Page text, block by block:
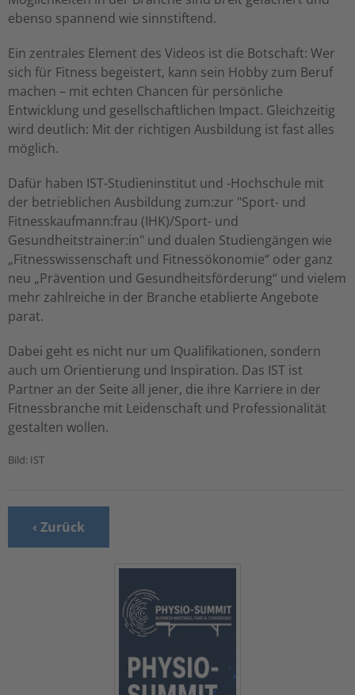
ebenso spannend wie sinnstiftend.
Ein zentrales Element des Videos ist die Botschaft: Wer
sich für Fitness begeistert, kann sein Hobby zum Beruf
machen – mit echten Chancen für persönliche
Entwicklung und gesellschaftlichen Impact. Gleichzeitig
wird deutlich: Mit der richtigen Ausbildung ist fast alles
möglich.
Dafür haben IST-Studieninstitut und -Hochschule mit
der betrieblichen Ausbildung zum:zur "Sport- und
Fitnesskaufmann:frau (IHK)/Sport- und
Gesundheitstrainer:in" und dualen Studiengängen wie
„Fitnesswissenschaft und Fitnessökonomie“ oder ganz
neu „Prävention und Gesundheitsförderung“ und vielem
mehr zahlreiche in der Branche etablierte Angebote
parat.
Dabei geht es nicht nur um Qualifikationen, sondern
auch um Orientierung und Inspiration. Das IST ist
Partner an der Seite all jener, die ihre Karriere in der
Fitnessbranche mit Leidenschaft und Professionalität
gestalten wollen.
Bild: IST
‹ Zurück